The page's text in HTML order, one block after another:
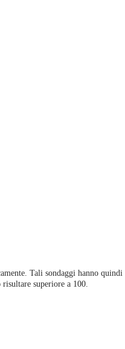
Tali sondaggi hanno
superiore a 100.